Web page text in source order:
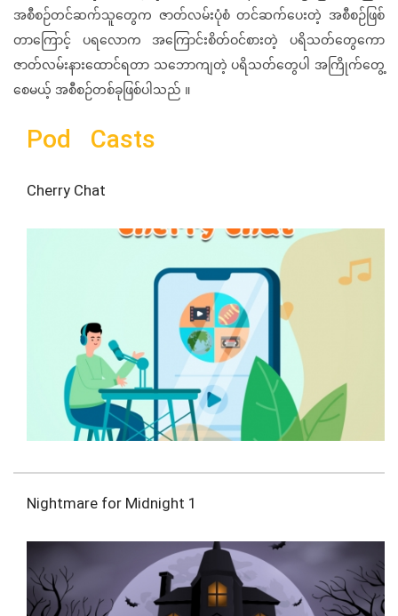
အစီစဉ်တင်ဆက်သူတွေက ဇာတ်လမ်းပုံစံ တင်ဆက်ပေးတဲ့ အစီစဉ်ဖြစ်
တာကြောင့် ပရလောက အကြောင်းစိတ်ဝင်စားတဲ့ ပရိသတ်တွေကော
ဇာတ်လမ်းနားထောင်ရတာ သဘောကျတဲ့ ပရိသတ်တွေပါ အကြိုက်တွေ့
စေမယ့် အစီစဉ်တစ်ခုဖြစ်ပါသည် ။
Pod Casts
Cherry Chat
Nightmare for Midnight 1